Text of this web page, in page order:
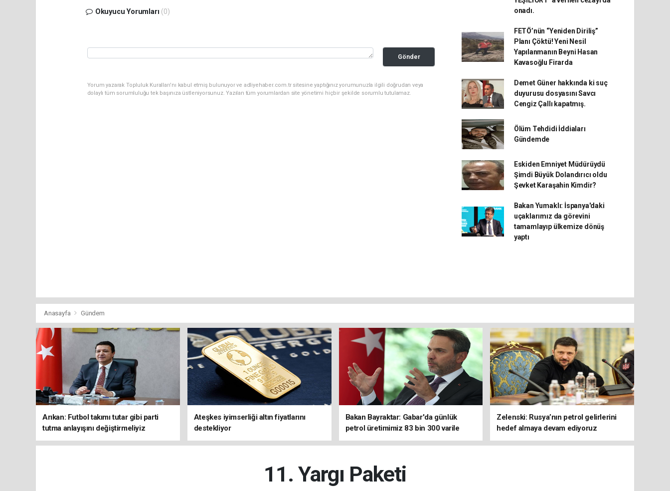
Okuyucu Yorumları (0)
Gönder
Yorum yazarak Topluluk Kuralları’nı kabul etmiş bulunuyor ve adliyehaber.com.tr sitesine yaptığınız yorumunuzla ilgili doğrudan veya
dolaylı tüm sorumluluğu tek başınıza üstleniyorsunuz. Yazılan tüm yorumlardan site yönetimi hiçbir şekilde sorumlu tutulamaz.
onadı.
FETÖ’nün “Yeniden Diriliş”
Planı Çöktü! Yeni Nesil
Yapılanmanın Beyni Hasan
Kavasoğlu Firarda
Demet Güner hakkında ki suç
duyurusu dosyasını Savcı
Cengiz Çallı kapatmış.
Ölüm Tehdidi İddiaları
Gündemde
Eskiden Emniyet Müdürüydü
Şimdi Büyük Dolandırıcı oldu
Şevket Karaşahin Kimdir?
Bakan Yumaklı: İspanya'daki
uçaklarımız da görevini
tamamlayıp ülkemize dönüş
yaptı
Anasayfa Gündem
Arıkan: Futbol takımı tutar gibi parti
tutma anlayışını değiştirmeliyiz
Ateşkes iyimserliği altın fiyatlarını
destekliyor
Bakan Bayraktar: Gabar'da günlük
petrol üretimimiz 83 bin 300 varile
ulaştı
Zelenski: Rusya’nın petrol gelirlerini
hedef almaya devam ediyoruz
11. Yargı Paketi